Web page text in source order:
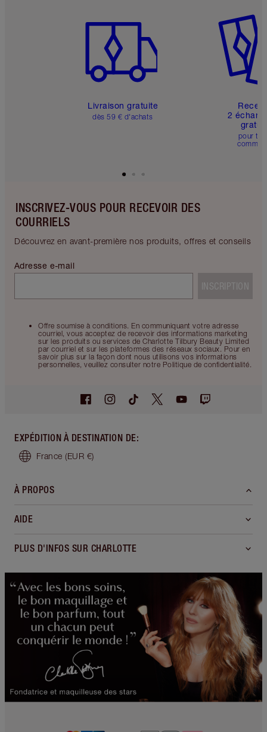
Livraison gratuite
dès 59 € d'achats
2
pour
INSCRIVEZ-VOUS POUR RECEVOIR DES
COURRIELS
Découvrez en avant-première nos produits, offres et conseils
Offre soumise à conditions. En communiquant votre adresse
courriel, vous acceptez de recevoir des informations marketing
sur les produits ou services de Charlotte Tilbury Beauty Limited
par courriel et sur les plateformes des réseaux sociaux. Pour en
savoir plus sur la façon dont nous utilisons vos informations
personnelles, veuillez consulter notre Politique de confidentialité.
Adresse e-mail
INSCRIPTION
EXPÉDITION À DESTINATION DE:
France (EUR €)
À PROPOS
AIDE
PLUS D'INFOS SUR CHARLOTTE